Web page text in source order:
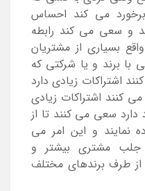
می کند احساس
و سعی می کند رابطه
بسیاری از مشتریان
با برند و یا شرکتی که
اشتراکات زیادی دارد
کنند اشتراکات زیادی
سعی می کنند تا از
نمایند و این امر می
جلب مشتری بیشتر و
طرف برندهای مختلف